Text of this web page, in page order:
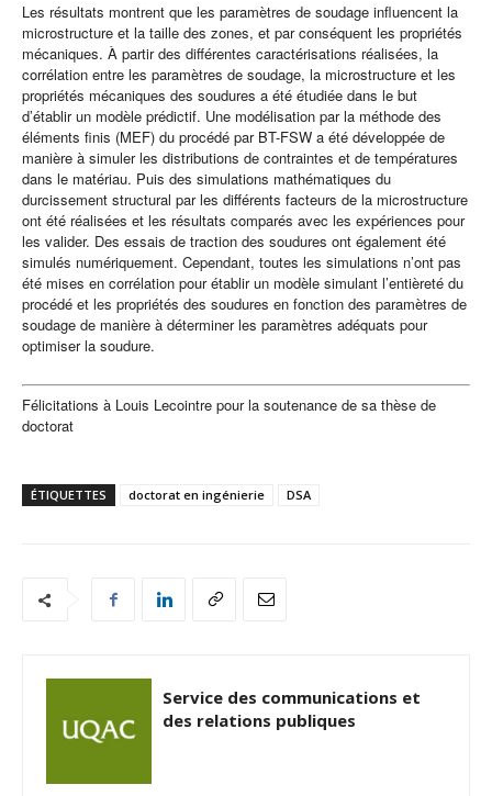
Les résultats montrent que les paramètres de soudage influencent la
microstructure et la taille des zones, et par conséquent les propriétés
mécaniques. À partir des différentes caractérisations réalisées, la
corrélation entre les paramètres de soudage, la microstructure et les
propriétés mécaniques des soudures a été étudiée dans le but
d’établir un modèle prédictif. Une modélisation par la méthode des
éléments finis (MEF) du procédé par BT-FSW a été développée de
manière à simuler les distributions de contraintes et de températures
dans le matériau. Puis des simulations mathématiques du
durcissement structural par les différents facteurs de la microstructure
ont été réalisées et les résultats comparés avec les expériences pour
les valider. Des essais de traction des soudures ont également été
simulés numériquement. Cependant, toutes les simulations n’ont pas
été mises en corrélation pour établir un modèle simulant l’entièreté du
procédé et les propriétés des soudures en fonction des paramètres de
soudage de manière à déterminer les paramètres adéquats pour
optimiser la soudure.
Félicitations à Louis Lecointre pour la soutenance de sa thèse de
doctorat
ÉTIQUETTES doctorat en ingénierie DSA
Service des communications et
des relations publiques